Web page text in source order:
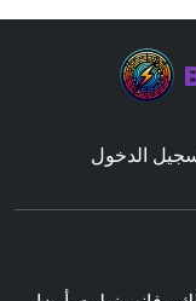
الدخول